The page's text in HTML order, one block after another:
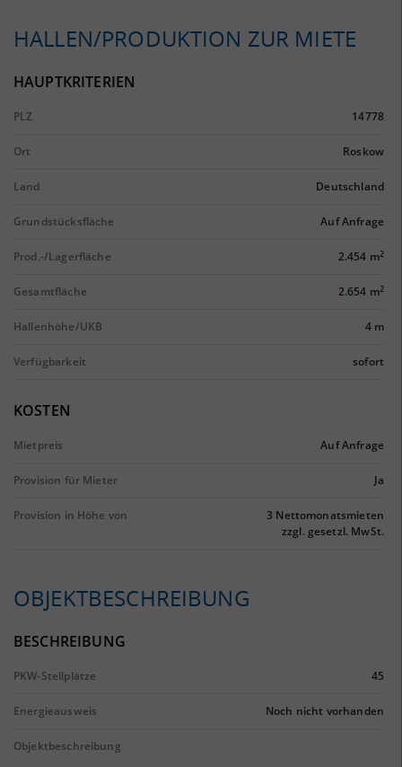
HALLEN/PRODUKTION ZUR MIETE
HAUPTKRITERIEN
PLZ 14778
Ort Roskow
Land Deutschland
Grundstücksfläche Auf Anfrage
Prod.-/Lagerfläche 2.454 m2
Gesamtfläche 2.654 m2
Hallenhöhe/UKB 4 m
Verfügbarkeit sofort
KOSTEN
Mietpreis Auf Anfrage
Provision für Mieter Ja
Provision in Höhe von
3 Nettomonatsmieten
zzgl. gesetzl. MwSt.
OBJEKTBESCHREIBUNG
BESCHREIBUNG
PKW-Stellplätze 45
Energieausweis Noch nicht vorhanden
Objektbeschreibung